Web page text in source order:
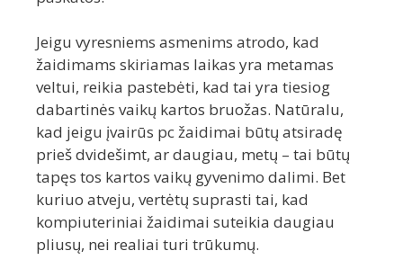
Jeigu vyresniems asmenims atrodo, kad
žaidimams skiriamas laikas yra metamas
veltui, reikia pastebėti, kad tai yra tiesiog
dabartinės vaikų kartos bruožas. Natūralu,
kad jeigu įvairūs pc žaidimai būtų atsiradę
prieš dvidešimt, ar daugiau, metų – tai būtų
tapęs tos kartos vaikų gyvenimo dalimi. Bet
kuriuo atveju, vertėtų suprasti tai, kad
kompiuteriniai žaidimai suteikia daugiau
pliusų, nei realiai turi trūkumų.